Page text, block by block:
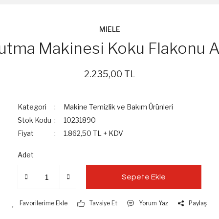
MIELE
Makinesi Koku Flakonu
2.235,00 TL
Kategori
Makine Temizlik ve Bakım Ürünleri
Stok Kodu
10231890
Fiyat
1.862,50 TL + KDV
Adet
Sepete Ekle
Tavsiye Et Yorum Yaz Paylaş